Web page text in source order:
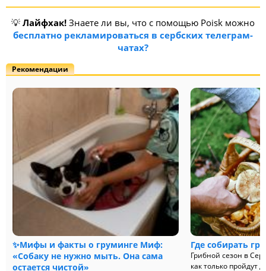
💡 Лайфхак! Знаете ли вы, что с помощью Poisk можно
бесплатно рекламироваться в сербских телеграм-
чатах?
Рекомендации
✨Мифы и факты о груминге Миф:
«Собаку не нужно мыть. Она сама
остается чистой»
Где собирать
Грибной сезон в
как только пройдут